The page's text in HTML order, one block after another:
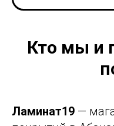
Кто мы и
Ламинат19 —